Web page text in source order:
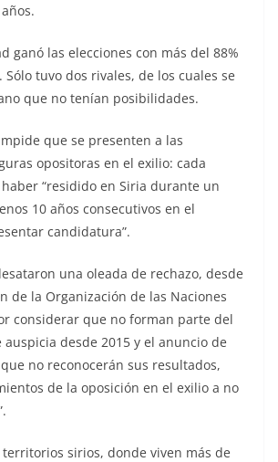
ganó las elecciones con más del 88%
tuvo dos rivales, de los cuales se
que no tenían posibilidades.
que se presenten a las
opositoras en el exilio: cada
“residido en Siria durante un
10 años consecutivos en el
candidatura”.
una oleada de rechazo, desde
de la Organización de las Naciones
considerar que no forman parte del
desde 2015 y el anuncio de
no reconocerán sus resultados,
de la oposición en el exilio a no
territorios sirios, donde viven más de